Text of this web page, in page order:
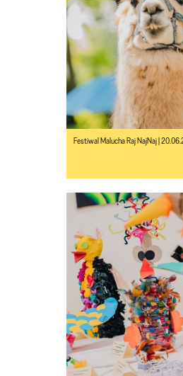
Festiwal Malucha Raj NajNaj |